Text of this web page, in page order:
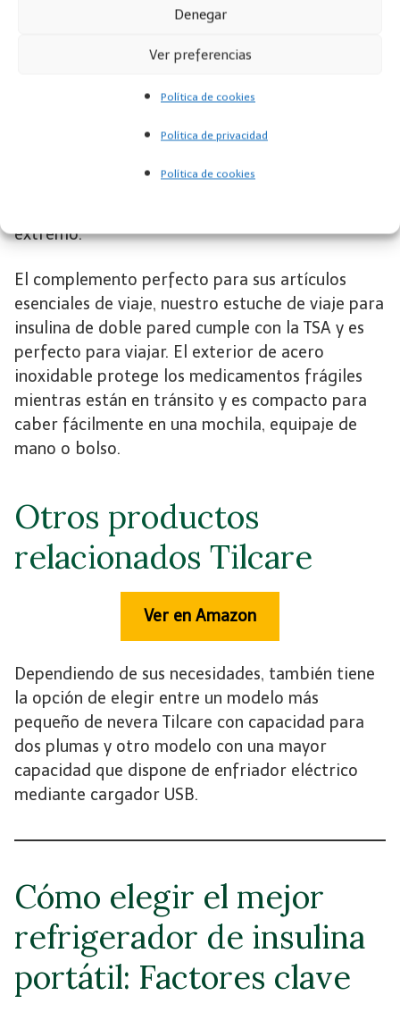
Denegar
Ver preferencias
Política de cookies
Política de privacidad
Política de cookies
de bolsas de hielo endebles. Enfríe el termo de
reutilizable que mantiene su medicamento frío
sin congelarlo, o use la botella de emergencia
viajes más largos de hasta 72 horas. También se
colocar bolígrafos y viales como una capa
extremo.
El complemento perfecto para sus artículos
esenciales de viaje, nuestro estuche de viaje para
insulina de doble pared cumple con la TSA y es
perfecto para viajar. El exterior de acero
inoxidable protege los medicamentos frágiles
mientras están en tránsito y es compacto para
caber fácilmente en una mochila, equipaje de
mano o bolso.
Otros productos
relacionados Tilcare
Ver en Amazon
Dependiendo de sus necesidades, también tiene
la opción de elegir entre un modelo más
pequeño de nevera Tilcare con capacidad para
dos plumas y otro modelo con una mayor
capacidad que dispone de enfriador eléctrico
mediante cargador USB.
Cómo elegir el mejor
refrigerador de insulina
portátil: Factores clave